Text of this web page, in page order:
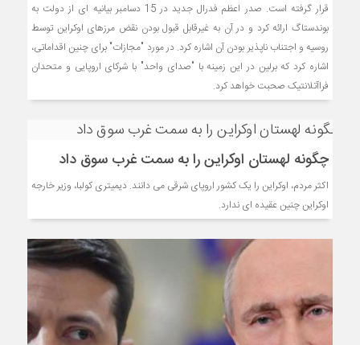
قرار گرفته است. صدر اعظم فدرال جدید در 15 دسامبر بیانیه ای از دولت به
بوندستاگ ارائه کرد و در آن به غیرقابل قبول بودن نقض مرزهای اوکراین توسط
روسیه و اجتناب ناپذیر بودن آن اشاره کرد. در مورد "مجازات" برای چنین اقداماتی،
اشاره کرد که برلین در این زمینه با "صدای واحد" با شرکای اروپایی و متحدان
فراآتلانتیک صحبت خواهد کرد.
چگونه لهستان اوکراین را به سمت غرب سوق داد
اکثر مردم، اوکراین را یک کشور اروپای شرقی می دانند. دیمیتری کولبا، وزیر خارجه
اوکراین چنین عقیده ای ندارد.